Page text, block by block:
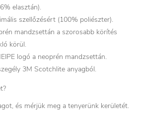
elasztán).
szellőzésért (100% poliészter).
mandzsettán a szorosabb körítés
körül.
logó a neoprén mandzsettán.
3M Scotchlite anyagból.
és mérjük meg a tenyerünk kerületét.